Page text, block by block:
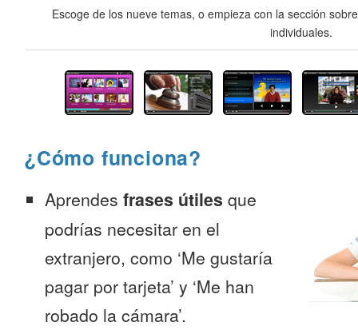
Escoge de los nueve temas, o empieza con la sección
individuales.
¿Cómo funciona?
Aprendes frases útiles que
podrías necesitar en el
extranjero, como ‘Me gustaría
pagar por tarjeta’ y ‘Me han
robado la cámara’.